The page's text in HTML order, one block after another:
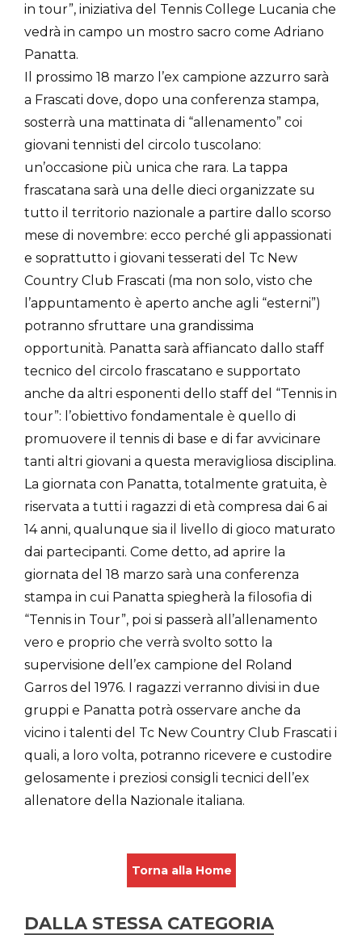
in tour”, iniziativa del Tennis College Lucania che
vedrà in campo un mostro sacro come Adriano
Panatta.
Il prossimo 18 marzo l’ex campione azzurro sarà
a Frascati dove, dopo una conferenza stampa,
sosterrà una mattinata di “allenamento” coi
giovani tennisti del circolo tuscolano:
un’occasione più unica che rara. La tappa
frascatana sarà una delle dieci organizzate su
tutto il territorio nazionale a partire dallo scorso
mese di novembre: ecco perché gli appassionati
e soprattutto i giovani tesserati del Tc New
Country Club Frascati (ma non solo, visto che
l’appuntamento è aperto anche agli “esterni”)
potranno sfruttare una grandissima
opportunità. Panatta sarà affiancato dallo staff
tecnico del circolo frascatano e supportato
anche da altri esponenti dello staff del “Tennis in
tour”: l’obiettivo fondamentale è quello di
promuovere il tennis di base e di far avvicinare
tanti altri giovani a questa meravigliosa disciplina.
La giornata con Panatta, totalmente gratuita, è
riservata a tutti i ragazzi di età compresa dai 6 ai
14 anni, qualunque sia il livello di gioco maturato
dai partecipanti. Come detto, ad aprire la
giornata del 18 marzo sarà una conferenza
stampa in cui Panatta spiegherà la filosofia di
“Tennis in Tour”, poi si passerà all’allenamento
vero e proprio che verrà svolto sotto la
supervisione dell’ex campione del Roland
Garros del 1976. I ragazzi verranno divisi in due
gruppi e Panatta potrà osservare anche da
vicino i talenti del Tc New Country Club Frascati i
quali, a loro volta, potranno ricevere e custodire
gelosamente i preziosi consigli tecnici dell’ex
allenatore della Nazionale italiana.
Torna alla Home
DALLA STESSA CATEGORIA